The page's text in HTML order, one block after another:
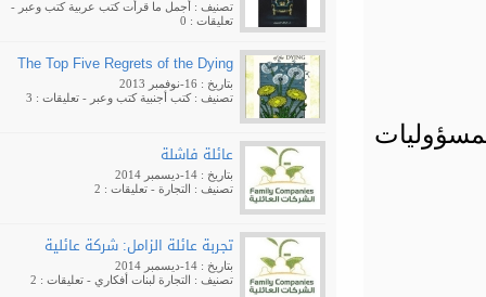
تصنيف :أجمل ما قرأت كتب عربية كتب وعبر-
تعليقات : 0
The Top Five Regrets of the Dying
بتاريخ : 16-نوفمبر 2013
تصنيف :كتب أجنبية كتب وعبر- تعليقات : 3
عائلة فاشلة
بتاريخ : 14-ديسمبر 2014
تصنيف :التجارة- تعليقات : 2
تجربة عائلة الزامل: شركة عائلية
بتاريخ : 14-ديسمبر 2014
تصنيف :التجارة لبنات أفكاري- تعليقات : 2